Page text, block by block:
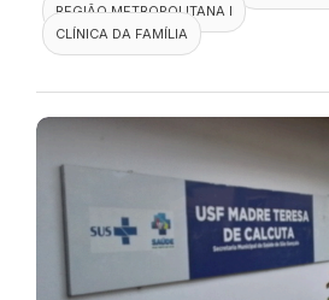
REGIÃO METROPOLITANA I
CLÍNICA DA FAMÍLIA